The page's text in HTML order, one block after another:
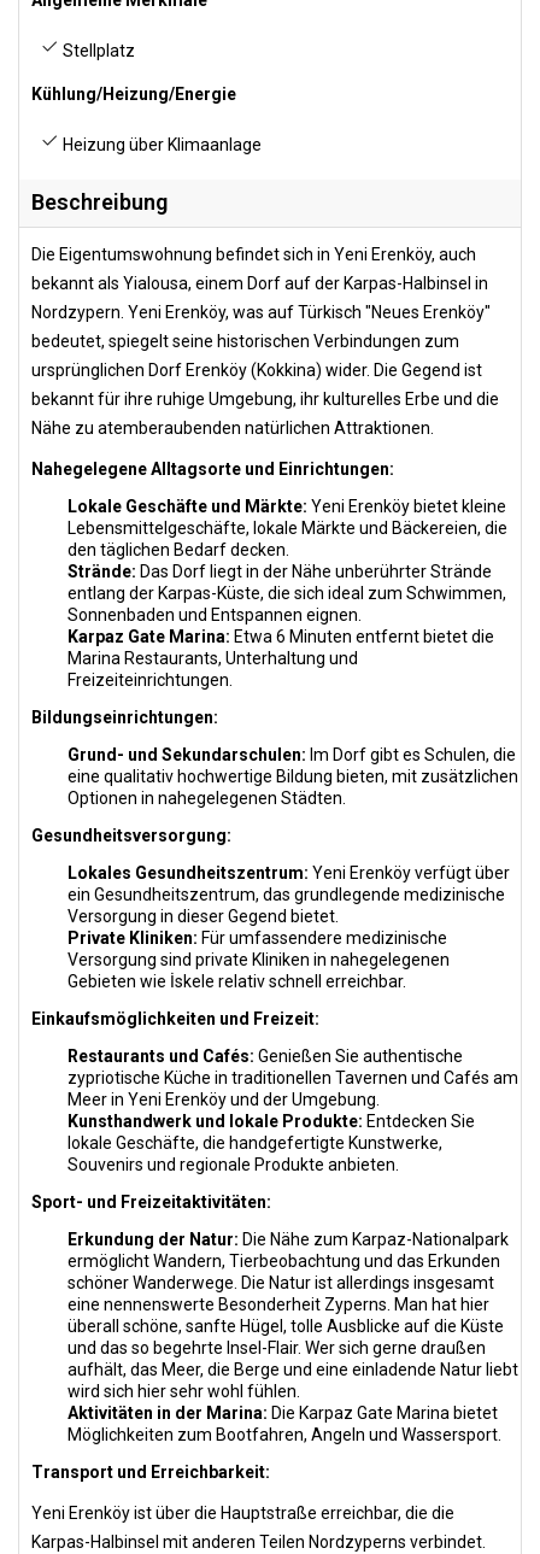
Stellplatz
Kühlung/Heizung/Energie
Heizung über Klimaanlage
Beschreibung
Die Eigentumswohnung befindet sich in Yeni Erenköy, auch
bekannt als Yialousa, einem Dorf auf der Karpas-Halbinsel in
Nordzypern. Yeni Erenköy, was auf Türkisch "Neues Erenköy"
bedeutet, spiegelt seine historischen Verbindungen zum
ursprünglichen Dorf Erenköy (Kokkina) wider. Die Gegend ist
bekannt für ihre ruhige Umgebung, ihr kulturelles Erbe und die
Nähe zu atemberaubenden natürlichen Attraktionen.
Nahegelegene Alltagsorte und Einrichtungen:
Lokale Geschäfte und Märkte: Yeni Erenköy bietet kleine
Lebensmittelgeschäfte, lokale Märkte und Bäckereien, die
den täglichen Bedarf decken.
Strände: Das Dorf liegt in der Nähe unberührter Strände
entlang der Karpas-Küste, die sich ideal zum Schwimmen,
Sonnenbaden und Entspannen eignen.
Karpaz Gate Marina: Etwa 6 Minuten entfernt bietet die
Marina Restaurants, Unterhaltung und
Freizeiteinrichtungen.
Bildungseinrichtungen:
Grund- und Sekundarschulen: Im Dorf gibt es Schulen, die
eine qualitativ hochwertige Bildung bieten, mit zusätzlichen
Optionen in nahegelegenen Städten.
Gesundheitsversorgung:
Lokales Gesundheitszentrum: Yeni Erenköy verfügt über
ein Gesundheitszentrum, das grundlegende medizinische
Versorgung in dieser Gegend bietet.
Private Kliniken: Für umfassendere medizinische
Versorgung sind private Kliniken in nahegelegenen
Gebieten wie İskele relativ schnell erreichbar.
Einkaufsmöglichkeiten und Freizeit:
Restaurants und Cafés: Genießen Sie authentische
zypriotische Küche in traditionellen Tavernen und Cafés am
Meer in Yeni Erenköy und der Umgebung.
Kunsthandwerk und lokale Produkte: Entdecken Sie
lokale Geschäfte, die handgefertigte Kunstwerke,
Souvenirs und regionale Produkte anbieten.
Sport- und Freizeitaktivitäten:
Erkundung der Natur: Die Nähe zum Karpaz-Nationalpark
ermöglicht Wandern, Tierbeobachtung und das Erkunden
schöner Wanderwege. Die Natur ist allerdings insgesamt
eine nennenswerte Besonderheit Zyperns. Man hat hier
überall schöne, sanfte Hügel, tolle Ausblicke auf die Küste
und das so begehrte Insel-Flair. Wer sich gerne draußen
aufhält, das Meer, die Berge und eine einladende Natur liebt
wird sich hier sehr wohl fühlen.
Aktivitäten in der Marina: Die Karpaz Gate Marina bietet
Möglichkeiten zum Bootfahren, Angeln und Wassersport.
Transport und Erreichbarkeit:
Yeni Erenköy ist über die Hauptstraße erreichbar, die die
Karpas-Halbinsel mit anderen Teilen Nordzyperns verbindet.